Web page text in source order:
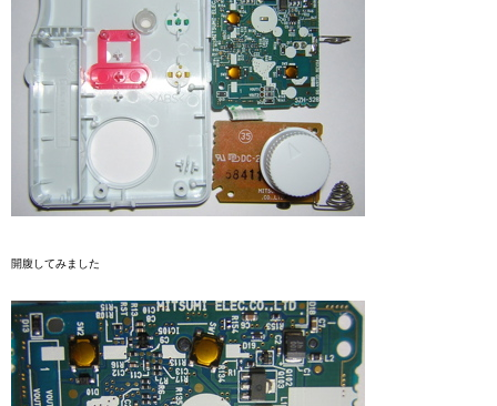
開腹してみました